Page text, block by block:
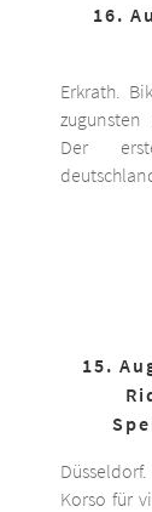
16.
Erkrath.
zugunsten
Der
15.
Korso für